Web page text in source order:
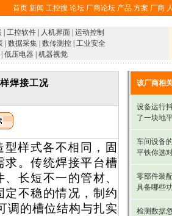
首页 新闻 工控搜 论坛 厂商论坛 产品 方案 厂商
工控软件 人机界面 运动控制
数据采集 数传测控 工业安全
低压电器 机器视觉
焊接工况
样式各不相同，固
求。传统焊接平台槽
长短不一的管材、
不稳的情况，制约
调的槽位结构与扎实
该厂商相
设备运行
了一块地
车间设备
平铁你选
零部件装
具备哪些
检测数据